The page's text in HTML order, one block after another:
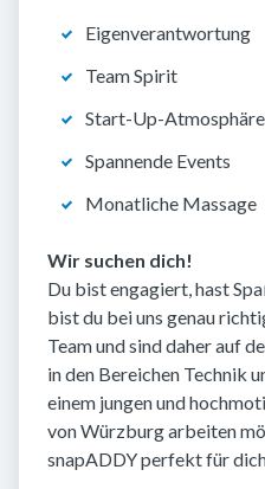
Eigenverantwortung
Team Spirit
Start-Up-Atmosphäre
Spannende Events
Monatliche Massage
Wir suchen dich!
Du bist engagiert, hast
bist du bei uns genau
Team und sind daher auf
in den Bereichen Technik
einem jungen und
von Würzburg arbeiten
snapADDY perfekt für